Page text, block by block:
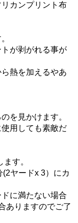
カンプリント布
が剥がれる事が
熱を加えるやあ
を見かけます。
用しても素敵だ
す。
(2ヤードx 3）にカ
に満たない場合
ありますのでご了